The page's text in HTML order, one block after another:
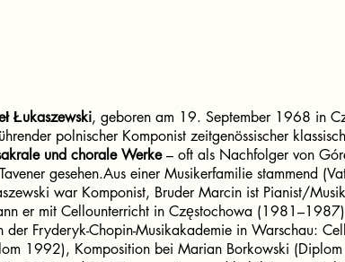
Łukaszewski, geboren am 19. September 1968 in
polnischer Komponist zeitgenössischer
und chorale Werke– oft als Nachfolger von
gesehen.Aus einer Musikerfamilie stammend
war Komponist, Bruder Marcin ist Pianist/
er mit Cellounterricht in Częstochowa
der Fryderyk-Chopin-Musikakademie in Warschau:
1992), Komposition bei Marian Borkowski (Diplom